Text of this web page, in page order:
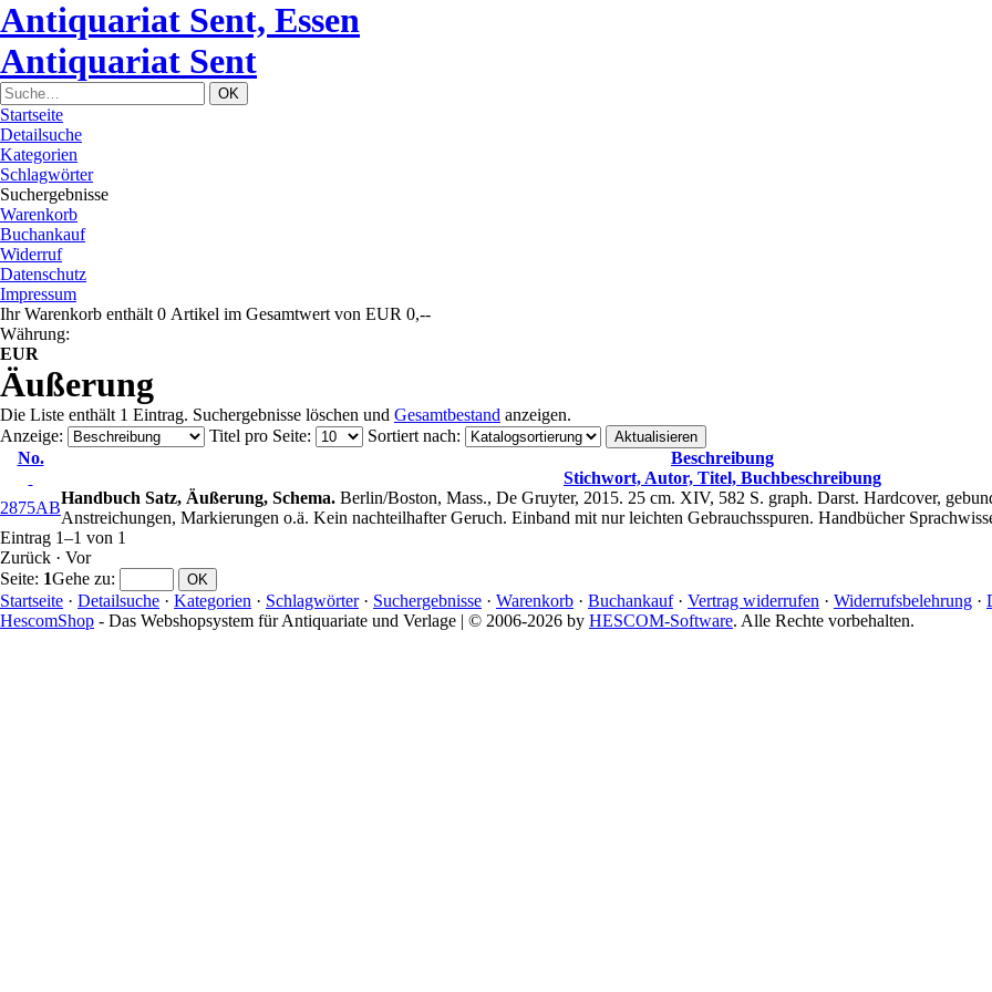
Antiquariat Sent, Essen
Antiquariat Sent
Startseite
Detailsuche
Kategorien
Schlagwörter
Suchergebnisse
Warenkorb
Buchankauf
Widerruf
Datenschutz
Impressum
Ihr Warenkorb enthält 0 Artikel im Gesamtwert von EUR 0,--
Währung:
EUR
Äußerung
Die Liste enthält 1 Eintrag. Suchergebnisse löschen und Gesamtbestand anzeigen.
Anzeige: Titel pro Seite: Sortiert nach:
No.
Beschreibung
Stichwort, Autor, Titel, Buchbeschreibung
2875AB
Handbuch Satz, Äußerung, Schema. Berlin/Boston, Mass., De Gruyter, 2015. 25 cm. XIV, 582 S. graph. Darst. Hardcover,
Anstreichungen, Markierungen o.ä. Kein nachteilhafter Geruch. Einband mit nur leichten Gebrauchsspuren. Handbücher
Eintrag 1–1 von 1
Zurück · Vor
Seite: 1Gehe zu:
Startseite · Detailsuche · Kategorien · Schlagwörter· Suchergebnisse · Warenkorb · Buchankauf· Vertrag widerrufen · Widerrufsbelehrung ·
HescomShop - Das Webshopsystem für Antiquariate und Verlage | © 2006-2026 by HESCOM-Software. Alle Rechte vorbehalten.